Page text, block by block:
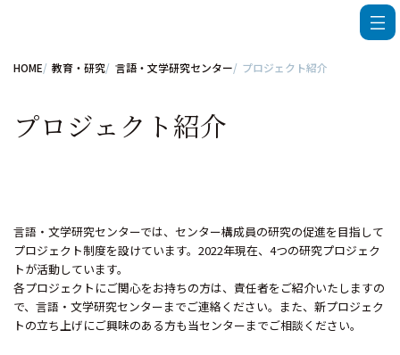
HOME 教育・研究 言語・文学研究センター プロジェクト紹介
プロジェクト紹介
言語・文学研究センターでは、センター構成員の研究の促進を目指して
プロジェクト制度を設けています。2022年現在、4つの研究プロジェク
トが活動しています。
各プロジェクトにご関心をお持ちの方は、責任者をご紹介いたしますの
で、言語・文学研究センターまでご連絡ください。また、新プロジェク
トの立ち上げにご興味のある方も当センターまでご相談ください。